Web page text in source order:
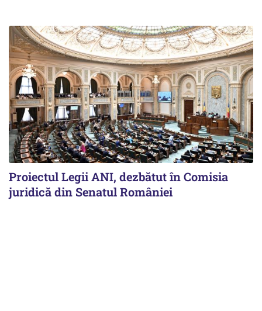
Proiectul Legii ANI, dezbătut în Comisia
juridică din Senatul României